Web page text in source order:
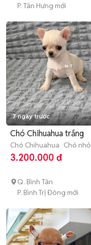
P. Tân Hưng mới
7 ngày trước
Chó Chihuahua trắng
Chó Chihuahua Chó nhỏ
(dưới 1 năm tuổi)
3.200.000 đ
Q. Bình Tân
P. Bình Trị Đông mới